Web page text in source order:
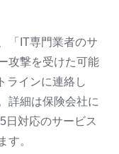
「IT専門業者のサ
攻撃を受けた可能
ラインに連絡し
詳細は保険会社に
日対応のサービス
す。